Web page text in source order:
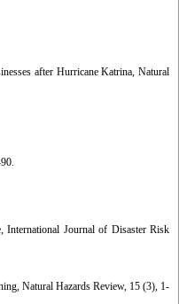
after Hurricane Katrina, Natural
International Journal of Disaster Risk
Natural Hazards Review, 15 (3), 1-